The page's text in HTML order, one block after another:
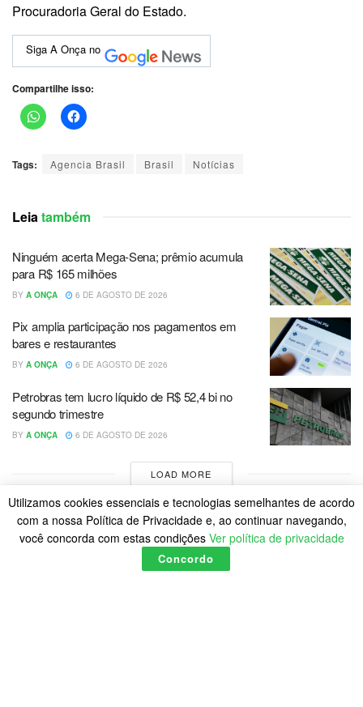
Procuradoria Geral do Estado.
Siga A Onça no
Compartilhe isso:
Tags: Agencia Brasil Brasil Notícias
Leia também
Ninguém acerta Mega-Sena; prêmio acumula
para R$ 165 milhões
BY A ONÇA 6 DE AGOSTO DE 2026
Pix amplia participação nos pagamentos em
bares e restaurantes
BY A ONÇA 6 DE AGOSTO DE 2026
Petrobras tem lucro líquido de R$ 52,4 bi no
segundo trimestre
BY A ONÇA 6 DE AGOSTO DE 2026
LOAD MORE
Utilizamos cookies essenciais e tecnologias semelhantes de acordo
com a nossa Política de Privacidade e, ao continuar navegando,
você concorda com estas condições Ver política de privacidade
Concordo